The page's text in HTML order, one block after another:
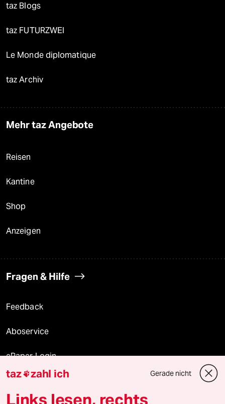
taz Blogs
taz FUTURZWEI
Le Monde diplomatique
taz Archiv
Mehr taz Angebote
Reisen
Kantine
Shop
Anzeigen
Fragen & Hilfe
Feedback
Aboservice
ePaper Login
Downloads für Abonnierende
taz zahl ich Gerade nicht
Links lesen, rechts